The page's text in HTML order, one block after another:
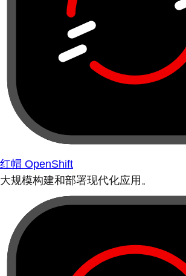
红帽 OpenShift
大规模构建和部署现代化应用。